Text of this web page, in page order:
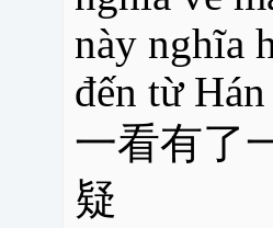
này nghĩa
đến từ
一看有了
疑